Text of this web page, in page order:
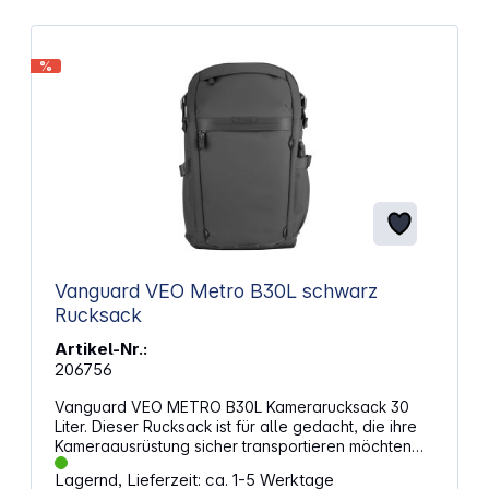
Stabile Gürtelschlaufen an der Taschenrückseite
Praktisches Außentaschenfach mit Reißverschluss
Längenverstellbarer Schultergurt mit Polster Platz
für mittlere DSLR-/ CSC-Ausrüstung
%
Vanguard VEO Metro B30L schwarz
Rucksack
Artikel-Nr.:
206756
Vanguard VEO METRO B30L Kamerarucksack 30
Liter. Dieser Rucksack ist für alle gedacht, die ihre
Kameraausrüstung sicher transportieren möchten
und dabei flexibel bleiben wollen. Mit einem
großzügigen Volumen und durchdachter Aufteilung
Lagernd, Lieferzeit: ca. 1-5 Werktage